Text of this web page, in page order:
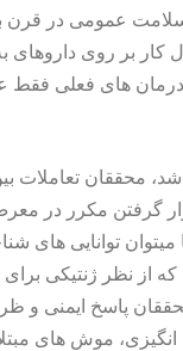
عمومی در
کار بر روی داروهای
های فعلی فقط
محققان تعاملات
گرفتن مکرر در
توانایی های
پاسخ ایمنی و
موش های مبتلا